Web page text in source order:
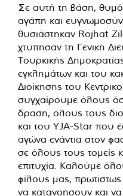
Σε αυτή τη βάση,
αγάπη και
θυσιάστηκαν Rojhat
χτύπησαν τη Γενική
Τουρκικής
εγκλημάτων και του
Διοίκησης του
συγχαίρουμε όλους
δράση, όλους τους
και του YJA-Star που
αγώνα ενάντια στον
σε όλους τους τομείς
επιτυχία. Καλούμε
φίλους μας, πρωτίστως
να κατανοήσουν και